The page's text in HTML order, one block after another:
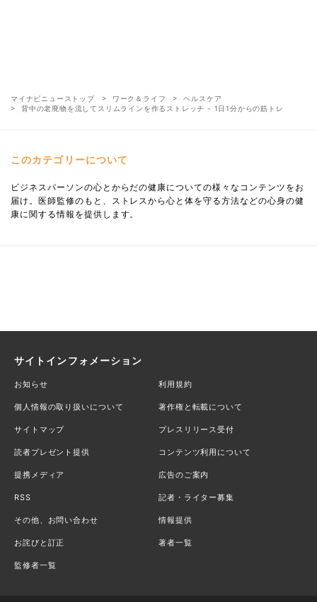
マイナビニューストップ ワーク＆ライフ
ヘルスケア
背中の老廃物を流してスリムラインを作るストレッチ - 1日1分からの筋トレ
このカテゴリーについて
ビジネスパーソンの心とからだの健康についての様々なコンテンツをお
届け。医師監修のもと、ストレスから心と体を守る方法などの心身の健
康に関する情報を提供します。
サイトインフォメーション
お知らせ 利用規約
個人情報の取り扱いについて 著作権と転載について
サイトマップ プレスリリース受付
読者プレゼント提供 コンテンツ利用について
提携メディア 広告のご案内
RSS 記者・ライター募集
その他、お問い合わせ 情報提供
お詫びと訂正 著者一覧
監修者一覧